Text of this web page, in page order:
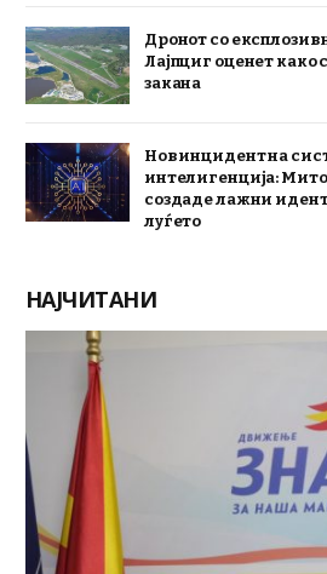
Дронот со експлозив
Лајпциг оценет како
закана
Нов инцидент на
интелигенција:
создаде лажни
луѓето
НАЈЧИТАНИ